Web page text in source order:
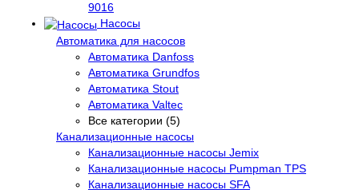
9016
Насосы
Автоматика для насосов
Автоматика Danfoss
Автоматика Grundfos
Автоматика Stout
Автоматика Valtec
Все категории (5)
Канализационные насосы
Канализационные насосы Jemix
Канализационные насосы Pumpman TPS
Канализационные насосы SFA